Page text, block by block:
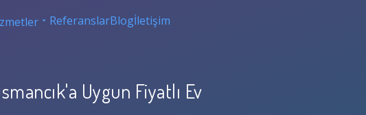
ReferanslarBlogİletişim
Uygun Fiyatlı Ev